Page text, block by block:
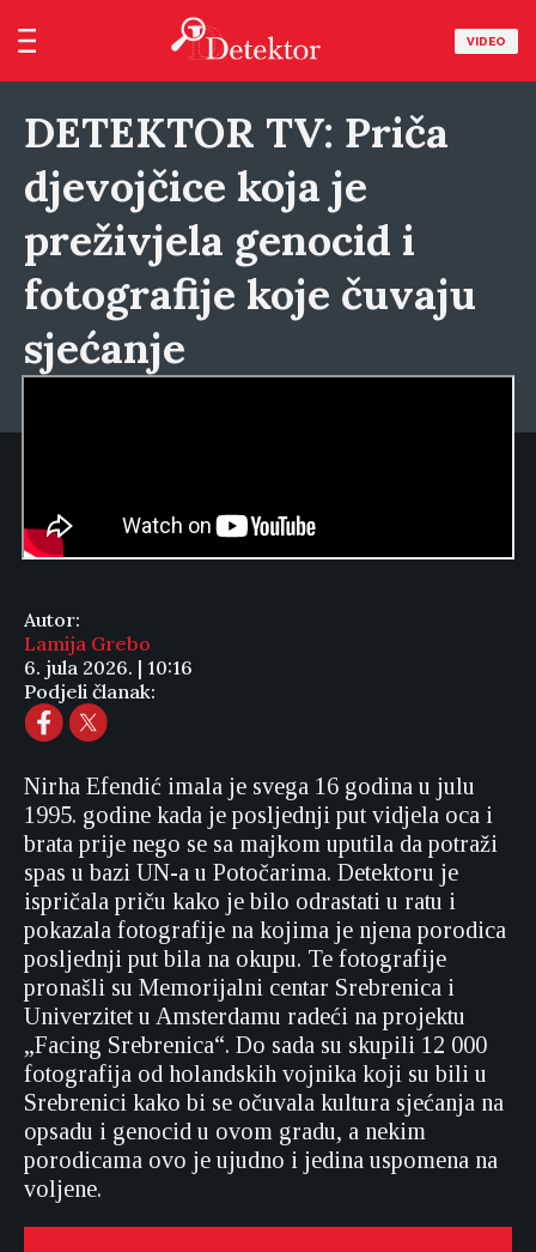
VIDEO
DETEKTOR TV: Priča
djevojčice koja je
preživjela genocid i
fotografije koje čuvaju
sjećanje
Autor:
Lamija Grebo
6. jula 2026. | 10:16
Podjeli članak:
Nirha Efendić imala je svega 16 godina u julu
1995. godine kada je posljednji put vidjela oca i
brata prije nego se sa majkom uputila da potraži
spas u bazi UN-a u Potočarima. Detektoru je
ispričala priču kako je bilo odrastati u ratu i
pokazala fotografije na kojima je njena porodica
posljednji put bila na okupu. Te fotografije
pronašli su Memorijalni centar Srebrenica i
Univerzitet u Amsterdamu radeći na projektu
„Facing Srebrenica“. Do sada su skupili 12 000
fotografija od holandskih vojnika koji su bili u
Srebrenici kako bi se očuvala kultura sjećanja na
opsadu i genocid u ovom gradu, a nekim
porodicama ovo je ujudno i jedina uspomena na
voljene.